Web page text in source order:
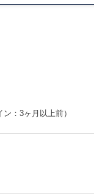
ン：3ヶ月以上前）